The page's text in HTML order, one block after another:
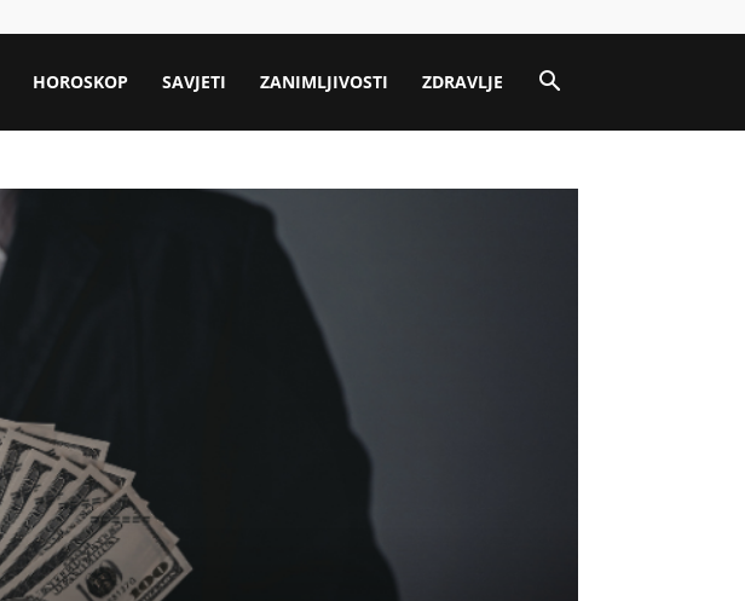
HOROSKOP SAVJETI ZANIMLJIVOSTI ZDRAVLJE